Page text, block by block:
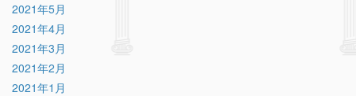
2021年5月
2021年4月
2021年3月
2021年2月
2021年1月